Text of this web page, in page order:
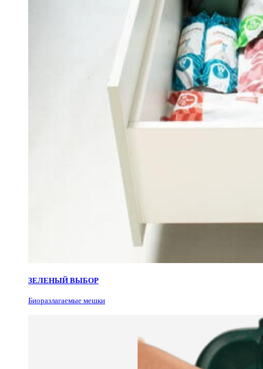
ЗЕЛЕНЫЙ ВЫБОР
Биоразлагаемые мешки